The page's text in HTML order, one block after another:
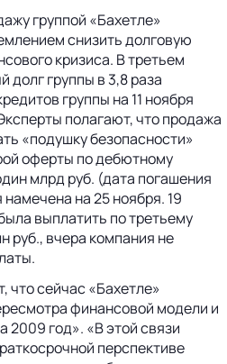
группой «Бахетле»
снизить долговую
кризиса. В третьем
долг группы в 3,8 раза
группы на 11 ноября
полагают, что продажа
«подушку безопасности»
оферты по дебютному
млрд руб. (дата погашения
на 25 ноября. 19
выплатить по третьему
руб., вчера компания не
что сейчас «Бахетле»
финансовой модели и
2009 год». «В этой связи
перспективе